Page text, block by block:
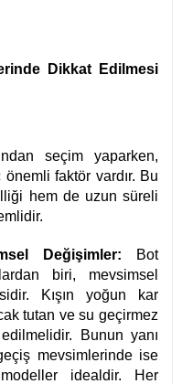
Dikkat Edilmesi
seçim yaparken,
faktör vardır. Bu
hem de uzun süreli
Değişimler:
Bot
biri, mevsimsel
Kışın yoğun kar
tutan ve su geçirmez
Bunun yanı
mevsimlerinde ise
idealdir. Her